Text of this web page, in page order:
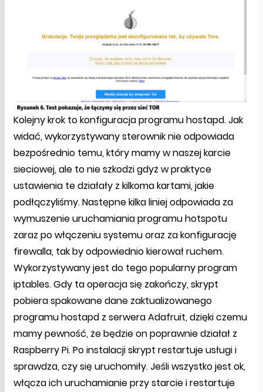
Kolejny krok to konfiguracja programu hostapd. Jak
widać, wykorzystywany sterownik nie odpowiada
bezpośrednio temu, który mamy w naszej karcie
sieciowej, ale to nie szkodzi gdyż w praktyce
ustawienia te działały z kilkoma kartami, jakie
podłączyliśmy. Następne kilka liniej odpowiada za
wymuszenie uruchamiania programu hotspotu
zaraz po włączeniu systemu oraz za konfigurację
firewalla, tak by odpowiednio kierował ruchem.
Wykorzystywany jest do tego popularny program
iptables. Gdy ta operacja się zakończy, skrypt
pobiera spakowane dane zaktualizowanego
programu hostapd z serwera Adafruit, dzięki czemu
mamy pewność, że będzie on poprawnie działał z
Raspberry Pi. Po instalacji skrypt restartuje usługi i
sprawdza, czy się uruchomiły. Jeśli wszystko jest ok,
włącza ich uruchamianie przy starcie i restartuje